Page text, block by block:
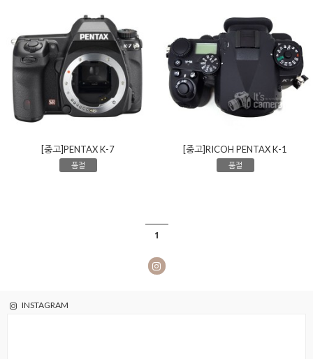
[중고]PENTAX K-7
품절
[중고]RICOH PENTAX K-1
품절
1
INSTAGRAM